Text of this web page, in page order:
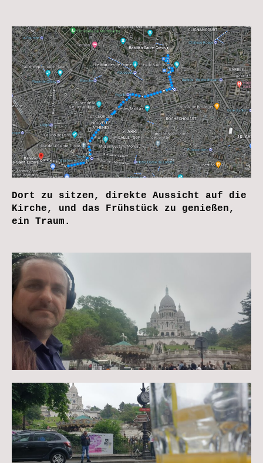
Dort zu sitzen, direkte Aussicht auf die
Kirche, und das Frühstück zu genießen,
ein Traum.